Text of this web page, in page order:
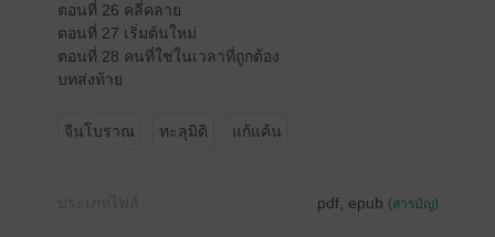
ตอนที่ 26 คลี่คลาย
ตอนที่ 27 เริ่มต้นใหม่
ตอนที่ 28 คนที่ใช่ในเวลาที่ถูกต้อง
บทส่งท้าย
จีนโบราณ ทะลุมิติ แก้แค้น
pdf, epub (สารบัญ)